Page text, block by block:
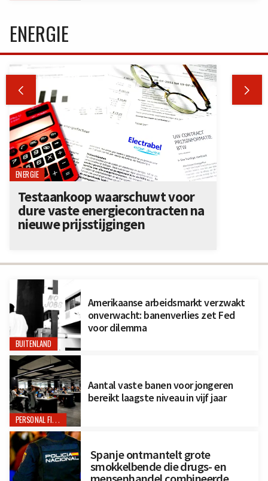
BUITENLAND
Amerikaanse arbeidsmarkt verzwakt
onverwacht: banenverlies zet Fed
voor dilemma
PERSONAL FINANCE
Aantal vaste banen voor jongeren
bereikt laagste niveau in vijf jaar
Spanje ontmantelt grote
smokkelbende die drugs- en
ENERGIE
 
ENERGIE
Testaankoop waarschuwt voor
dure vaste energiecontracten na
nieuwe prijsstijgingen